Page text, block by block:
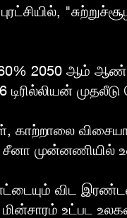
2050 ஆம்
முதலீடு
சீனா முன்னணியில்
விட
மின்சாரம் உட்பட